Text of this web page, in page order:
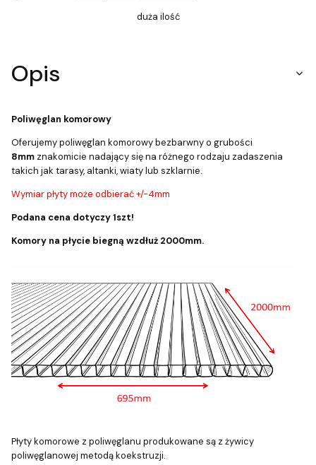
duża ilość
Opis
Poliwęglan komorowy
Oferujemy poliwęglan komorowy bezbarwny o grubości
8mm znakomicie nadający się na różnego rodzaju zadaszenia
takich jak tarasy, altanki, wiaty lub szklarnie.
Wymiar płyty może odbierać +/-4mm
Podana cena dotyczy 1szt!
Komory na płycie biegną wzdłuż 2000mm.
Płyty komorowe z poliwęglanu produkowane są z żywicy
poliwęglanowej metodą koekstruzji.